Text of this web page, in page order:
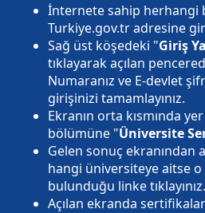
İnternete sahip herhangi
Turkiye.gov.tr adresine
Sağ üst köşedeki "Giriş
tıklayarak açılan
Numaranız ve E-devlet
girişinizi tamamlayınız.
Ekranın orta kısmında
bölümüne "Üniversite
Gelen sonuç ekranından
hangi üniversiteye aitse
bulunduğu linke tıklayınız.
Açılan ekranda